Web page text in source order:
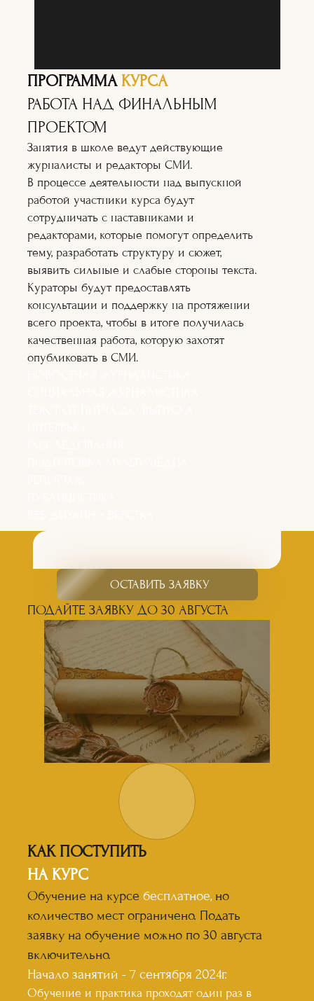
ПРОГРАММА КУРСА
РАБОТА НАД ФИНАЛЬНЫМ
ПРОЕКТОМ
Занятия в школе ведут действующие
журналисты и редакторы СМИ.
В процессе деятельности над выпускной
работой участники курса будут
сотрудничать с наставниками и
редакторами, которые помогут определить
тему, разработать структуру и сюжет,
выявить сильные и слабые стороны текста.
Кураторы будут предоставлять
консультации и поддержку на протяжении
всего проекта, чтобы в итоге получилась
качественная работа, которую захотят
опубликовать в СМИ.
ОСТАВИТЬ ЗАЯВКУ
ПОДАЙТЕ ЗАЯВКУ ДО 30 АВГУСТА
КАК ПОСТУПИТЬ
НА КУРС
Обучение на курсе бесплатное, но
количество мест ограничено. Подать
заявку на обучение можно по 30 августа
включительно.
Начало занятий - 7 сентября 2024г.
Обучение и практика проходят один раз в